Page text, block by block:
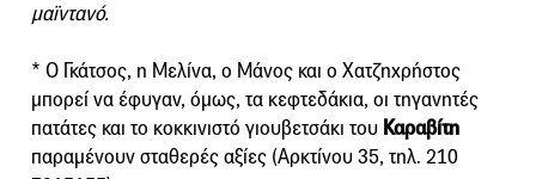
μαϊντανό.
* Ο Γκάτσος, η Μελίνα, ο Μάνος και ο Χατζηχρήστος
μπορεί να έφυγαν, όμως, τα κεφτεδάκια, οι τηγανητές
πατάτες και το κοκκινιστό γιουβετσάκι του Καραβίτη
παραμένουν σταθερές αξίες (Αρκτίνου 35, τηλ. 210